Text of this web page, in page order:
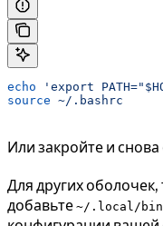
echo 'export
source ~/.bashrc
Или закройте и
Для других оболочек,
добавьте ~/.local/bin